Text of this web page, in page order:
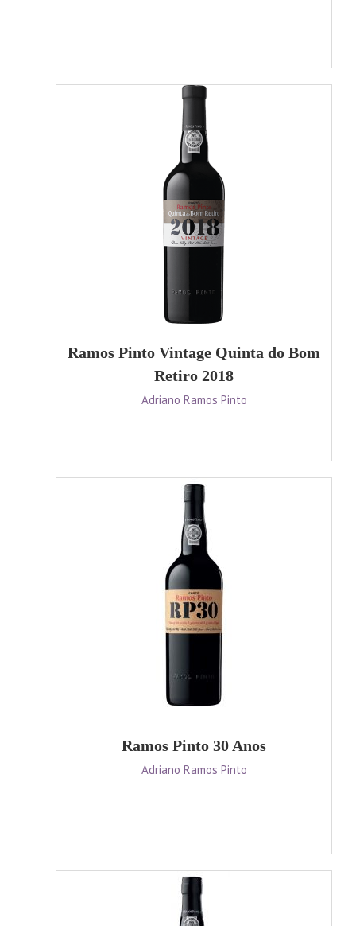
Ramos Pinto Vintage Quinta do Bom
Retiro 2018
Adriano Ramos Pinto
Ramos Pinto 30 Anos
Adriano Ramos Pinto